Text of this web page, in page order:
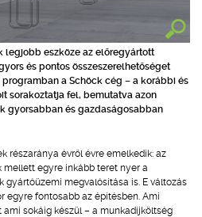
legjobb eszköze az előregyártott
és pontos összeszerelhetőséget
a Schöck cég – a korábbi és
sorakoztatja fel, bemutatva azon
gyorsabban és gazdaságosabban
részaránya évről évre emelkedik: az
egyre inkább teret nyer a
gyártóüzemi megvalósítása is. E változás
egyre fontosabb az építésben. Ami
sokáig készül – a munkadíjköltség